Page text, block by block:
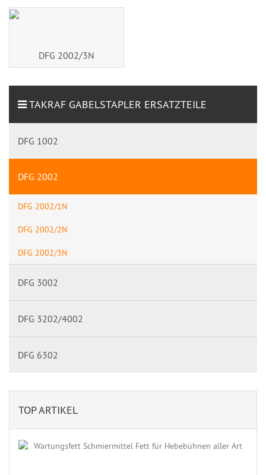
DFG 2002/3N
TAKRAF GABELSTAPLER ERSATZTEILE
DFG 1002
DFG 2002
DFG 2002/1N
DFG 2002/2N
DFG 2002/3N
DFG 3002
DFG 3202/4002
DFG 6302
TOP ARTIKEL